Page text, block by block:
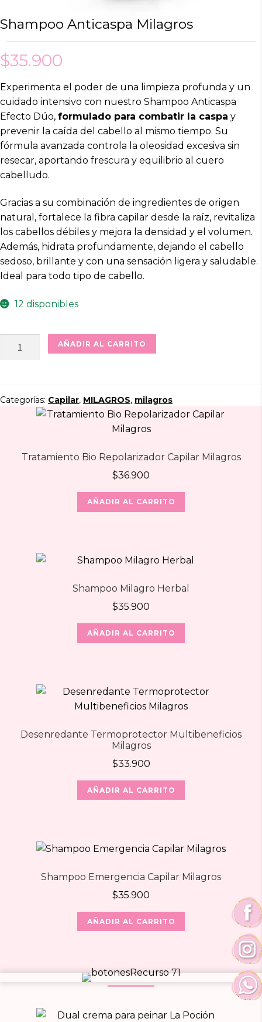
Shampoo Anticaspa Milagros
$35.900
Experimenta el poder de una limpieza profunda y un
cuidado intensivo con nuestro Shampoo Anticaspa
Efecto Dúo, formulado para combatir la caspa y
prevenir la caída del cabello al mismo tiempo. Su
fórmula avanzada controla la oleosidad excesiva sin
resecar, aportando frescura y equilibrio al cuero
cabelludo.
Gracias a su combinación de ingredientes de origen
natural, fortalece la fibra capilar desde la raíz, revitaliza
los cabellos débiles y mejora la densidad y el volumen.
Además, hidrata profundamente, dejando el cabello
sedoso, brillante y con una sensación ligera y saludable.
Ideal para todo tipo de cabello.
12 disponibles
AÑADIR AL CARRITO
Categorías: Capilar, MILAGROS, milagros
Tratamiento Bio Repolarizador Capilar Milagros
$36.900
AÑADIR AL CARRITO
Shampoo Milagro Herbal
$35.900
AÑADIR AL CARRITO
Desenredante Termoprotector Multibeneficios
Milagros
$33.900
AÑADIR AL CARRITO
Shampoo Emergencia Capilar Milagros
$35.900
AÑADIR AL CARRITO